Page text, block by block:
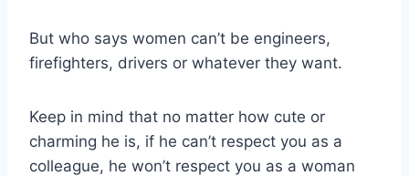
But who says women can’t be engineers,
firefighters, drivers or whatever they want.
Keep in mind that no matter how cute or
charming he is, if he can’t respect you as a
colleague, he won’t respect you as a woman